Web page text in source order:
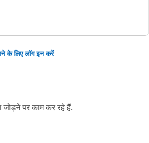
के लिए लॉग इन करें
जोड़ने पर काम कर रहे हैं.